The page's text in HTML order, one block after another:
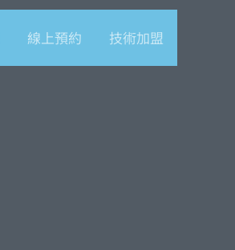
線上預約 技術加盟